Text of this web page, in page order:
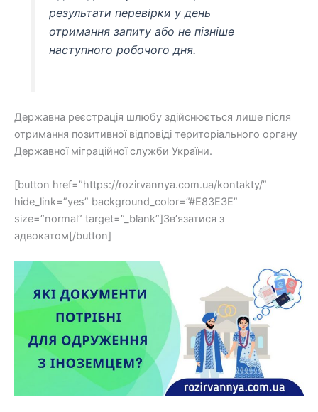
результати перевірки у день
отримання запиту або не пізніше
наступного робочого дня.
Державна реєстрація шлюбу здійснюється лише після
отримання позитивної відповіді територіального органу
Державної міграційної служби України.
[button href=”https://rozirvannya.com.ua/kontakty/”
hide_link=”yes” background_color=”#E83E3E”
size=”normal” target=”_blank”]Зв’язатися з
адвокатом[/button]